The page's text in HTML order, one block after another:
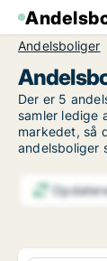
Andelsboliger
Der er 5
samler ledige
markedet, så
andelsboliger